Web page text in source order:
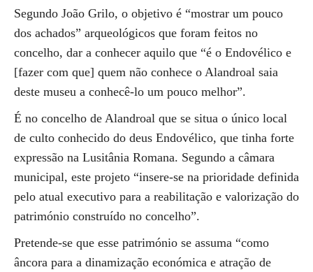
Segundo João Grilo, o objetivo é “mostrar um pouco
dos achados” arqueológicos que foram feitos no
concelho, dar a conhecer aquilo que “é o Endovélico e
[fazer com que] quem não conhece o Alandroal saia
deste museu a conhecê-lo um pouco melhor”.
É no concelho de Alandroal que se situa o único local
de culto conhecido do deus Endovélico, que tinha forte
expressão na Lusitânia Romana. Segundo a câmara
municipal, este projeto “insere-se na prioridade definida
pelo atual executivo para a reabilitação e valorização do
património construído no concelho”.
Pretende-se que esse património se assuma “como
âncora para a dinamização económica e atração de